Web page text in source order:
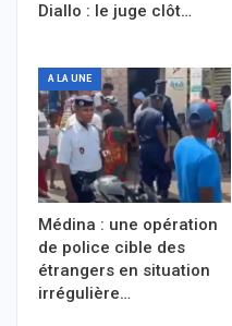
Diallo : le juge clôt…
A LA UNE
Médina : une opération
de police cible des
étrangers en situation
irrégulière…